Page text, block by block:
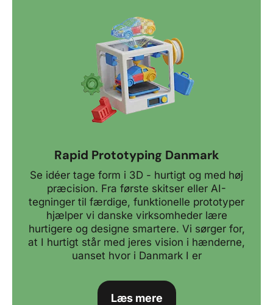
Rapid Prototyping Danmark
Se idéer tage form i 3D - hurtigt og med høj
præcision. Fra første skitser eller AI-
tegninger til færdige, funktionelle prototyper
hjælper vi danske virksomheder lære
hurtigere og designe smartere. Vi sørger for,
at I hurtigt står med jeres vision i hænderne,
uanset hvor i Danmark I er
Læs mere